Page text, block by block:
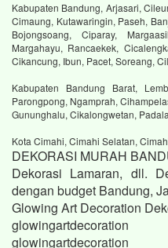
Kabupaten Bandung, Arjasari,
Cimaung, Kutawaringin, Paseh,
Bojongsoang, Ciparay,
Margahayu, Rancaekek,
Cikancung, Ibun, Pacet, Soreang,
Kabupaten Bandung Barat,
Parongpong, Ngamprah,
Gununghalu, Cikalongwetan,
Kota Cimahi, Cimahi Selatan,
DEKORASI MURAH
Dekorasi Lamaran, dll.
dengan budget Bandung,
Glowing Art Decoration
glowingartdecoration
glowingartdecoration